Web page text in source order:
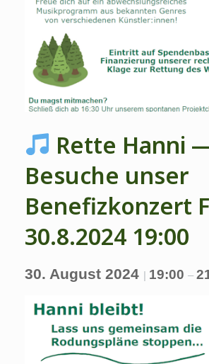
Rette Hanni
Besuche unser
Benefizkonzert
30.8.2024 19:00
30. August 2024 | 19:00 –